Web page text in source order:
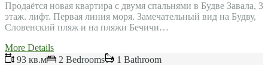
Продаётся новая квартира с двумя спальнями в Будве Завала, 3
этаж. лифт. Первая линия моря. Замечательный вид на Будву,
Словенский пляж и на пляжи Бечичи…
More Details
93 кв.м
2 Bedrooms 1 Bathroom